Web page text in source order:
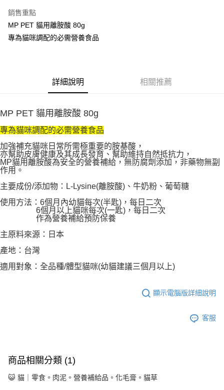
AFTEE先享後付是「在收到商品之後才付款」的支付方式。 讓您購物簡單
便利好安心！
１．簡單：不需註冊會員、不需綁卡、不需儲值。
２．便利：只要手機號碼，簡訊認證，即可結帳。
１．於結帳方式選擇「AFTEE先享後付」後，將跳轉至「AFTEE先享後付」
結帳頁面，進行簡訊認證並確認金額後，即可完成結帳。
ATM／網路銀行／等多元方式進行付款，方視為交易完成。
購買商品的店家。未經商家同意取消之訂單仍視為有效，需透過AFTEE先享
後付繳納相關費用。
※ 交易是否成功請以「AFTEE先享後付 」之結帳頁面顯示為準，若有關於
是否繳費成功／繳費後需取消欲退款等相關疑問，請聯繫「AFTEE先享後付
客戶支援中心」
【注意事項】
易，需依本服務之必要範圍內提供個人資料，並將交易相關給付款項請求債
權轉讓予恩沛科技股份有限公司。
２．關於個人資料處理事宜，請瀏覽以下網址：
https://aftee.tw/terms/#terms3
「AFTEE先享後付」，若未經同意申辦者引起之損失，本公司不負相關責
４．使用「AFTEE先享後付」時，將依據個別帳號之用戶狀況，依本公司即
５．嚴禁一人註冊多個帳號或使用他人資訊註冊。若發現惡意使用之情形，
ATM付款
運送方式
外島配送（黑貓宅急便－澎湖、金門、馬祖、綠島）
宅配【偏遠地區-依黑貓物流所公告地區為主】
每筆NT$250
銷售重點
MP PET 貓用離胺酸 80g
專為貓咪調配的必需營養食品
詳細說明 相關推薦
MP PET 貓用離胺酸 80g
專為貓咪調配的必需營養食品
加強補充貓咪日常所需極重要的胺基酸，
亦幫助皮膚健康及其成長發育、幫助維持自然抵抗力，
MP貓用離胺酸為安全的營養補給，無防腐劑添加，非藥物無副
作用。
主要成份/添加物：L-Lysine(離胺酸)、牛奶粉、葡萄糖
使用方法：6個月內幼貓每次(半匙)，每日二次
6個月以上貓咪每次(一匙)，每日二次
作為營養補給預防保養
主原料來源：日本
產地：台灣
適用對象：全品種/體型貓咪(幼貓建議三個月以上)
顯示電腦版詳細說明
客服
商品相關分類 (1)
😺 貓｜零食。肉泥。營養補給品。化毛膏。貓草